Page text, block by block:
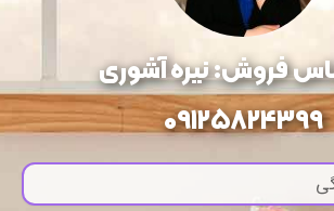
فروش: نیره آشوری
09125824399